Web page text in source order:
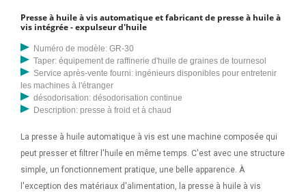
Presse à huile à vis automatique et fabricant de presse à huile à
vis intégrée - expulseur d'huile
Numéro de modèle: GR-30
Taper: équipement de raffinerie d'huile de graines de tournesol
Service après-vente fourni: ingénieurs disponibles pour entretenir
les machines à l'étranger
désodorisation: désodorisation continue
Description: presse à froid et à chaud
La presse à huile automatique à vis est une machine composée qui
peut presser et filtrer l'huile en même temps. C'est avec une structure
simple, un fonctionnement pratique, une belle apparence. À
l'exception des matériaux d'alimentation, la presse à huile à vis